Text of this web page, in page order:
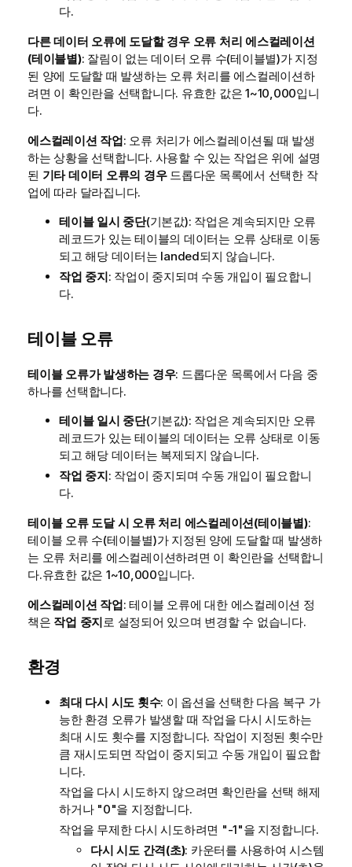
다.
다른 데이터 오류에 도달할 경우 오류 처리 에스컬레이션
(테이블별): 잘림이 없는 데이터 오류 수(테이블별)가 지정
된 양에 도달할 때 발생하는 오류 처리를 에스컬레이션하
려면 이 확인란을 선택합니다. 유효한 값은 1~10,000입니
다.
에스컬레이션 작업: 오류 처리가 에스컬레이션될 때 발생
하는 상황을 선택합니다. 사용할 수 있는 작업은 위에 설명
된 기타 데이터 오류의 경우드롭다운 목록에서 선택한 작
업에 따라 달라집니다.
테이블 일시 중단(기본값): 작업은 계속되지만 오류
레코드가 있는 테이블의 데이터는 오류 상태로 이동
되고 해당 데이터는 landed되지 않습니다.
작업 중지: 작업이 중지되며 수동 개입이 필요합니
다.
테이블 오류
테이블 오류가 발생하는 경우: 드롭다운 목록에서 다음 중
하나를 선택합니다.
테이블 일시 중단(기본값): 작업은 계속되지만 오류
레코드가 있는 테이블의 데이터는 오류 상태로 이동
되고 해당 데이터는 복제되지 않습니다.
작업 중지: 작업이 중지되며 수동 개입이 필요합니
다.
테이블 오류 도달 시 오류 처리 에스컬레이션(테이블별):
테이블 오류 수(테이블별)가 지정된 양에 도달할 때 발생하
는 오류 처리를 에스컬레이션하려면 이 확인란을 선택합니
다.유효한 값은 1~10,000입니다.
에스컬레이션 작업: 테이블 오류에 대한 에스컬레이션 정
책은 작업 중지로 설정되어 있으며 변경할 수 없습니다.
환경
최대 다시 시도 횟수: 이 옵션을 선택한 다음 복구 가
능한 환경 오류가 발생할 때 작업을 다시 시도하는
최대 시도 횟수를 지정합니다. 작업이 지정된 횟수만
큼 재시도되면 작업이 중지되고 수동 개입이 필요합
니다.
작업을 다시 시도하지 않으려면 확인란을 선택 해제
하거나 "0"을 지정합니다.
작업을 무제한 다시 시도하려면 "-1"을 지정합니다.
다시 시도 간격(초): 카운터를 사용하여 시스템